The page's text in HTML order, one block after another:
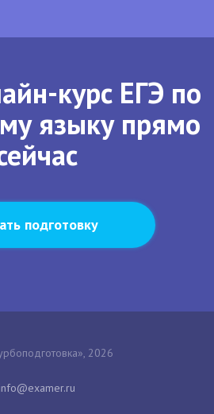
курс ЕГЭ по
языку прямо
подготовку
2026